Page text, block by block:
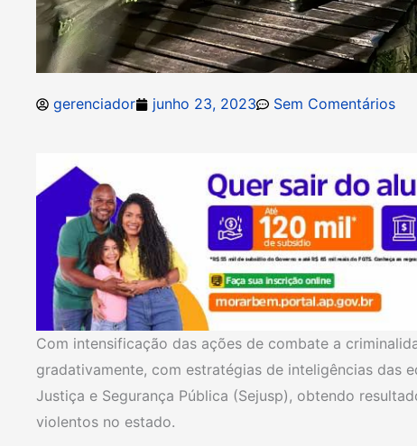
gerenciador junho 23, 2023 Sem Comentários
Com intensificação das ações de combate a
gradativamente, com estratégias de inteligências das
Justiça e Segurança Pública (Sejusp), obtendo
violentos no estado.